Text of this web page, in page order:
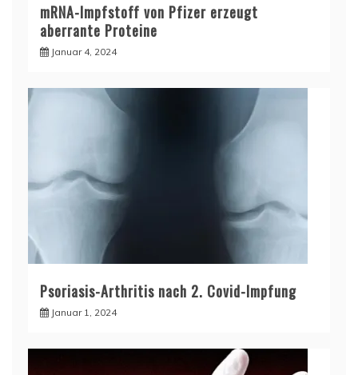
mRNA-Impfstoff von Pfizer erzeugt
aberrante Proteine
Januar 4, 2024
Psoriasis-Arthritis nach 2. Covid-Impfung
Januar 1, 2024